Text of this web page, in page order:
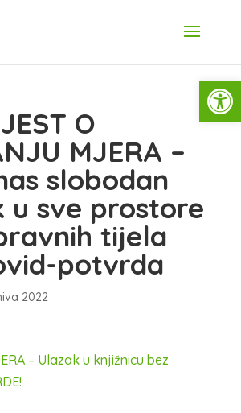
O
MJERA –
slobodan
u sve prostore
tijela
potvrda
2022
– Ulazak u knjižnicu bez